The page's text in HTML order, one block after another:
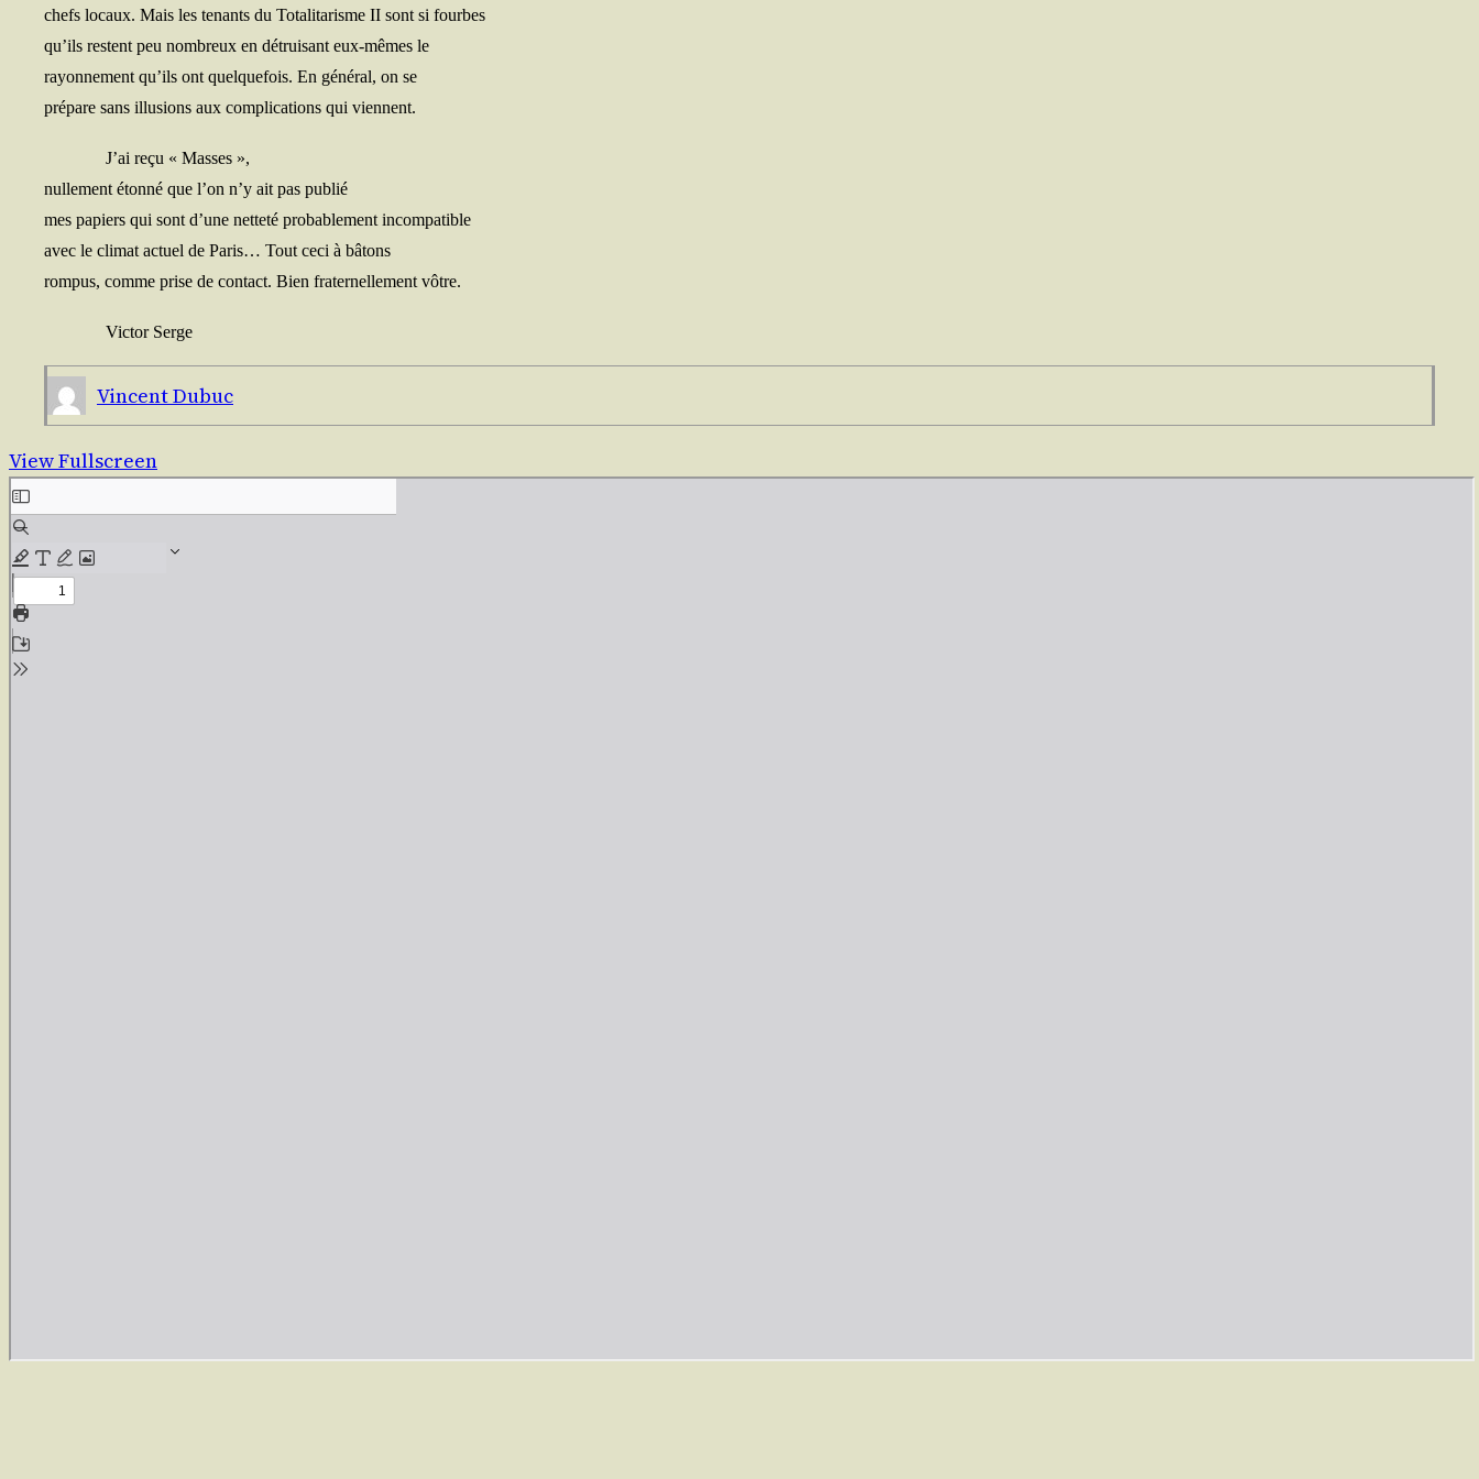
chefs locaux. Mais les tenants du Tota­li­ta­risme II sont si fourbes
qu’ils res­tent peu nom­breux en détrui­sant eux-mêmes le
rayon­ne­ment qu’ils ont quel­que­fois. En géné­ral, on se
pré­pare sans illu­sions aux com­pli­ca­tions qui viennent.
J’ai reçu « Masses »,
nul­le­ment éton­né que l’on n’y ait pas publié
mes papiers qui sont d’une net­te­té pro­ba­ble­ment incompatible
avec le cli­mat actuel de Paris… Tout ceci à bâtons
rom­pus, comme prise de contact. Bien fra­ter­nel­le­ment vôtre.
Vic­tor Serge
Vincent Dubuc
View Fullscreen